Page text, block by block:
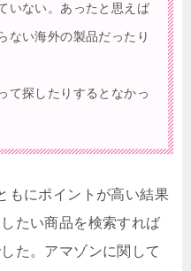
いない。あったと思えば
ない海外の製品だったり
て探したりするとなかっ
もにポイントが高い結果
たい商品を検索すれば
た。アマゾンに関して